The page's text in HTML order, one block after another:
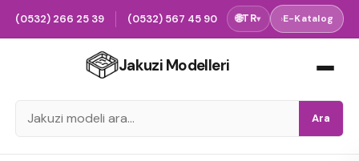
(0532) 266 25 39 (0532) 567 45 90 🌐TR▾ ›E-Katalog
Jakuzi Modelleri
Ara